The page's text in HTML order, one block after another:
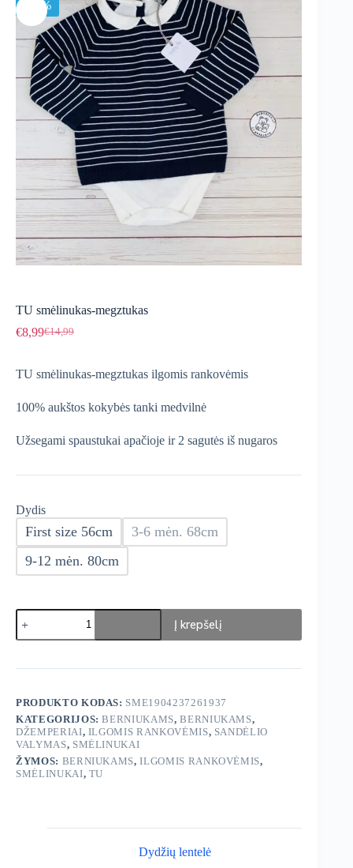
-40%
TU smėlinukas-megztukas
€14,99
Original
€14,99.
€8,99Current
€8,99.
TU smėlinukas-megztukas ilgomis rankovėmis
100% aukštos kokybės tanki medvilnė
Užsegami spaustukai apačioje ir 2 sagutės iš nugaros
Dydis
First size 56cm
3-6 mėn. 68cm
9-12 mėn. 80cm
produkto
kiekis:
TU
megztukas
Į krepšelį
PRODUKTO KODAS: SME1904237261937
KATEGORIJOS:BERNIUKAMS,BERNIUKAMS,
DŽEMPERIAI, ILGOMIS RANKOVĖMIS, SANDĖLIO
VALYMAS, SMĖLINUKAI
ŽYMOS: BERNIUKAMS,ILGOMIS RANKOVĖMIS,
SMĖLINUKAI, TU
Dydžių lentelė